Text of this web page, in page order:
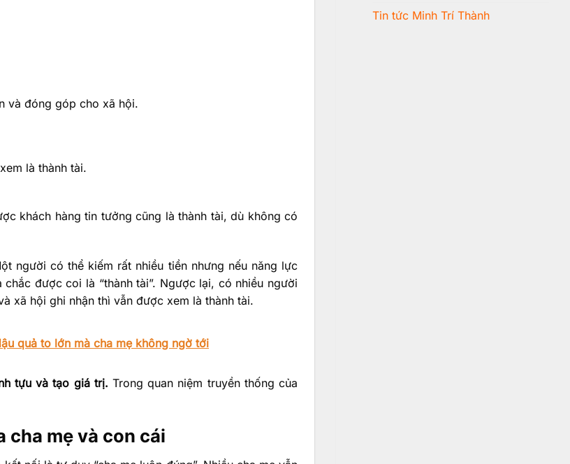
và đóng góp cho xã hội.
là thành tài.
khách hàng tin tưởng cũng là thành tài, dù không có
người có thể kiếm rất nhiều tiền nhưng nếu năng lực
được coi là “thành tài”. Ngược lại, có nhiều người
xã hội ghi nhận thì vẫn được xem là thành tài.
quả to lớn mà cha mẹ không ngờ tới
tựu và tạo giá trị. Trong quan niệm truyền thống của
cha mẹ và con cái
Tin tức Minh Trí Thành